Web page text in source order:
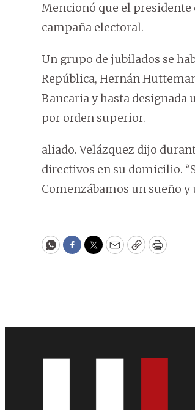
Mencionó que el presidente
campaña electoral.
Un grupo de jubilados se
República, Hernán
Bancaria y hasta
por orden superior.
aliado. Velázquez dijo
directivos en su domicilio.
Comenzábamos un sueño y
WhatsApp
Facebook
Twitter
EmailCopyPrint